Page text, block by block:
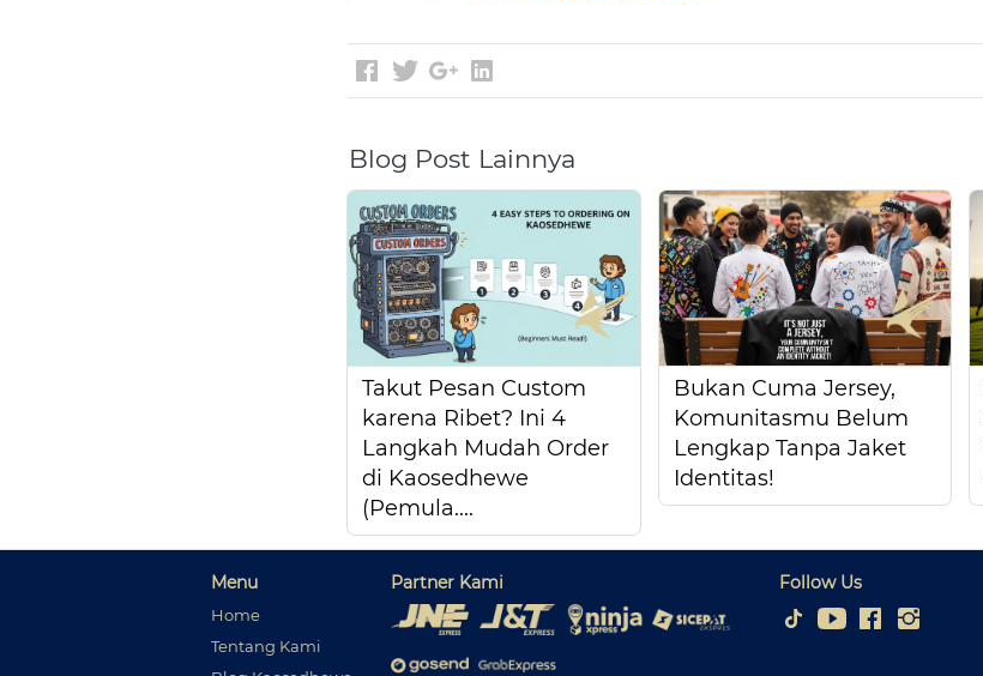
Blog Post Lainnya
Takut Pesan Custom
karena Ribet? Ini 4
Langkah Mudah Order
di Kaosedhewe
(Pemula....
Bukan Cuma Jersey,
Komunitasmu Belum
Lengkap Tanpa Jaket
Identitas!
Menu
Home
Tentang Kami
Partner Kami Follow Us